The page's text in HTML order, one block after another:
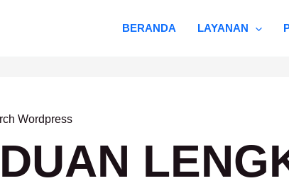
BERANDA LAYANAN